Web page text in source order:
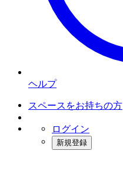
ヘルプ
スペースをお持ちの方
ログイン
新規登録